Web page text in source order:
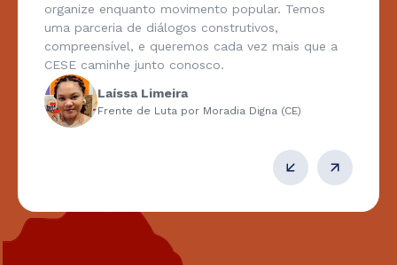
organize enquanto movimento popular. Temos
uma parceria de diálogos construtivos,
compreensível, e queremos cada vez mais que a
CESE caminhe junto conosco.
Laíssa Limeira
Frente de Luta por Moradia Digna (CE)